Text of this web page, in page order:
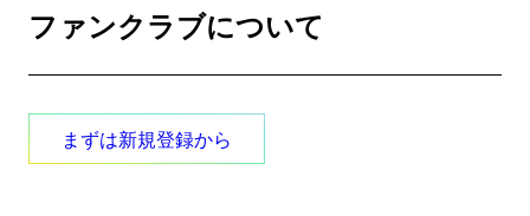
ファンクラブについて
まずは新規登録から